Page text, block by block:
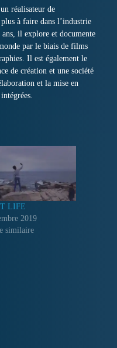
réalisateur de
à faire dans l’industrie
il explore et documente
par le biais de films
Il est également le
de création et une société
et la mise en
LIFE
2019
similaire